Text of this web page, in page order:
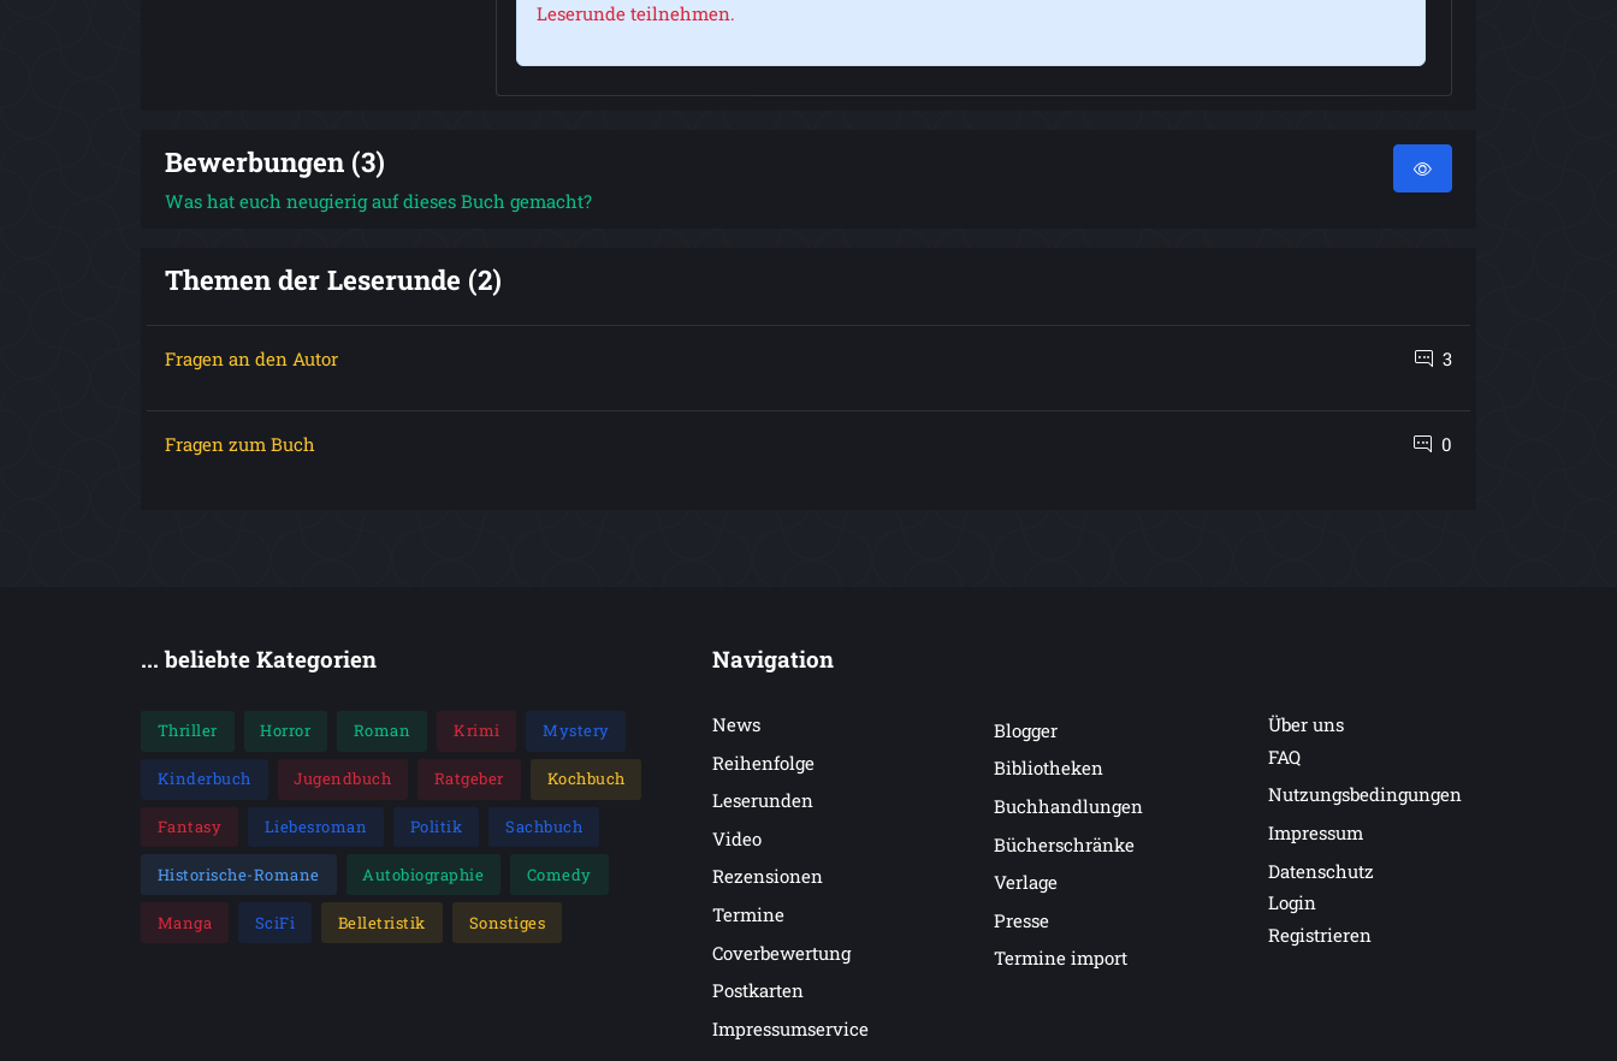
Leserunde teilnehmen.
Bewerbungen (3)
Was hat euch neugierig auf dieses Buch gemacht?
Themen der Leserunde (2)
Fragen an den Autor 3
Fragen zum Buch 0
... beliebte Kategorien
Thriller Horror Roman Krimi Mystery
Kinderbuch Jugendbuch Ratgeber Kochbuch
Fantasy Liebesroman Politik Sachbuch
Historische-Romane Autobiographie Comedy
Manga SciFi Belletristik Sonstiges
Navigation
News
Reihenfolge
Leserunden
Video
Rezensionen
Termine
Coverbewertung
Postkarten
Impressumservice
Blogger
Bibliotheken
Buchhandlungen
Bücherschränke
Verlage
Presse
Termine import
Über uns
FAQ
Nutzungsbedingungen
Impressum
Datenschutz
Login
Registrieren